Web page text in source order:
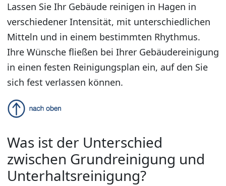
Lassen Sie Ihr Gebäude reinigen in Hagen in
verschiedener Intensität, mit unterschiedlichen
Mitteln und in einem bestimmten Rhythmus.
Ihre Wünsche fließen bei Ihrer Gebäudereinigung
in einen festen Reinigungsplan ein, auf den Sie
sich fest verlassen können.
Was ist der Unterschied
zwischen Grundreinigung und
Unterhaltsreinigung?